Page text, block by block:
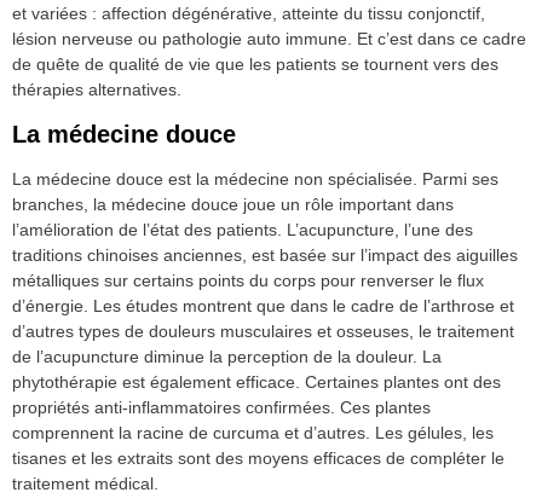
et variées : affection dégénérative, atteinte du tissu conjonctif,
lésion nerveuse ou pathologie auto immune. Et c’est dans ce cadre
de quête de qualité de vie que les patients se tournent vers des
thérapies alternatives.
La médecine douce
La médecine douce est la médecine non spécialisée. Parmi ses
branches, la médecine douce joue un rôle important dans
l’amélioration de l’état des patients. L’acupuncture, l’une des
traditions chinoises anciennes, est basée sur l’impact des aiguilles
métalliques sur certains points du corps pour renverser le flux
d’énergie. Les études montrent que dans le cadre de l’arthrose et
d’autres types de douleurs musculaires et osseuses, le traitement
de l’acupuncture diminue la perception de la douleur. La
phytothérapie est également efficace. Certaines plantes ont des
propriétés anti-inflammatoires confirmées. Ces plantes
comprennent la racine de curcuma et d’autres. Les gélules, les
tisanes et les extraits sont des moyens efficaces de compléter le
traitement médical.